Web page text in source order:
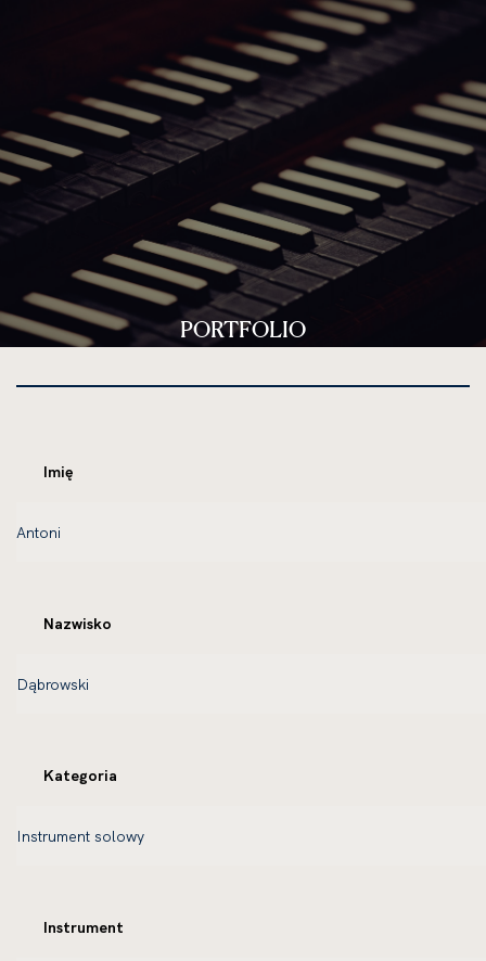
PORTFOLIO
Imię
Nazwisko
Kategoria
Instrument